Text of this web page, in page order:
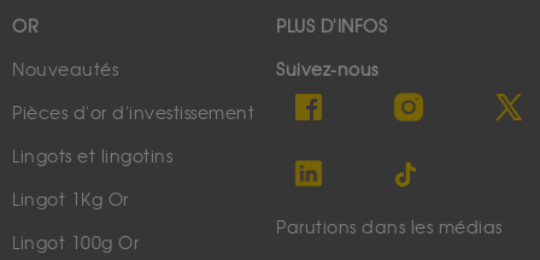
OR
Nouveautés
Pièces d'or d'investissement
Lingots et lingotins
Lingot 1Kg Or
Lingot 100g Or
PLUS D'INFOS
Suivez-nous
Parutions dans les médias